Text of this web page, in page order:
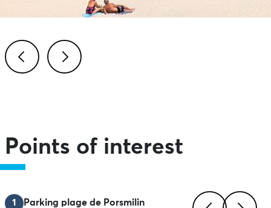
Points of interest
1 Parking plage de Porsmilin